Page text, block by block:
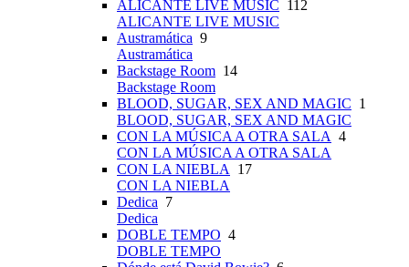
ALICANTE LIVE MUSIC 112
ALICANTE LIVE MUSIC
Austramática 9
Austramática
Backstage Room 14
Backstage Room
BLOOD, SUGAR, SEX AND MAGIC 1
BLOOD, SUGAR, SEX AND MAGIC
CON LA MÚSICA A OTRA SALA 4
CON LA MÚSICA A OTRA SALA
CON LA NIEBLA
17
CON LA NIEBLA
Dedica 7
Dedica
DOBLE TEMPO 4
DOBLE TEMPO